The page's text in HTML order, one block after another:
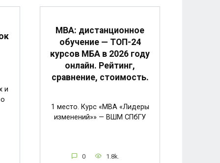
и
MBA: дистанционное
обучение — ТОП-24
курсов МБА в 2026 году
онлайн. Рейтинг,
сравнение, стоимость.
1 место. Курс «MBA «Лидеры
изменений»» — ВШМ СПбГУ
0 1.8k.